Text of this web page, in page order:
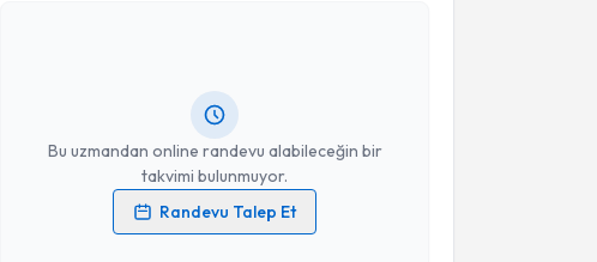
Bu uzmandan online randevu alabileceğin bir
takvimi bulunmuyor.
Randevu Talep Et
Kişisel verilerimin işlenmesine ilişkinAydınlatma Metni